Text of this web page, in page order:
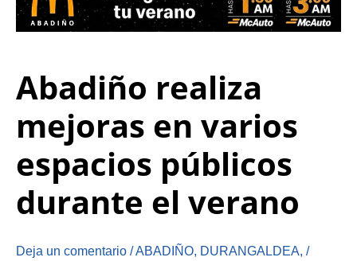
Abadiño realiza
mejoras en varios
espacios públicos
durante el verano
Deja un comentario /ABADIÑO, DURANGALDEA, /